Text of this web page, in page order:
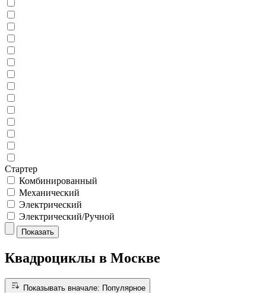
Стартер
Комбинированный
Механический
Электрический
Электрический/Ручной
Показать
Квадроциклы в Москве
Показывать вначале: Популярное